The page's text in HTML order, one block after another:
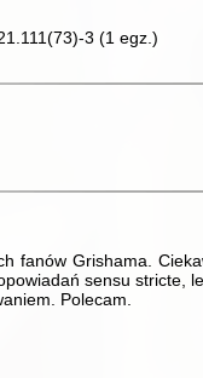
3 (1 egz.)
fanów Grishama.
sensu stricte,
Polecam.